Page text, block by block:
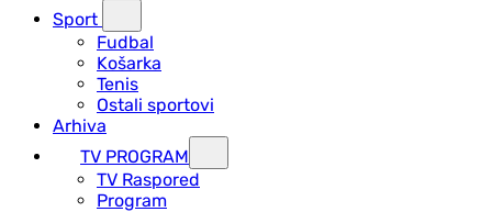
Sport
Fudbal
Košarka
Tenis
Ostali sportovi
Arhiva
TV PROGRAM
ТV Raspored
Program